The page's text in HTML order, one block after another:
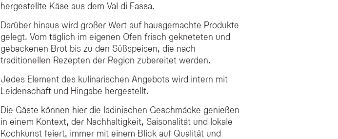
hergestellte Käse aus dem Val di Fassa.
Darüber hinaus wird großer Wert auf hausgemachte Produkte
gelegt. Vom täglich im eigenen Ofen frisch gekneteten und
gebackenen Brot bis zu den Süßspeisen, die nach
traditionellen Rezepten der Region zubereitet werden.
Jedes Element des kulinarischen Angebots wird intern mit
Leidenschaft und Hingabe hergestellt.
Die Gäste können hier die ladinischen Geschmäcke genießen
in einem Kontext, der Nachhaltigkeit, Saisonalität und lokale
Kochkunst feiert, immer mit einem Blick auf Qualität und